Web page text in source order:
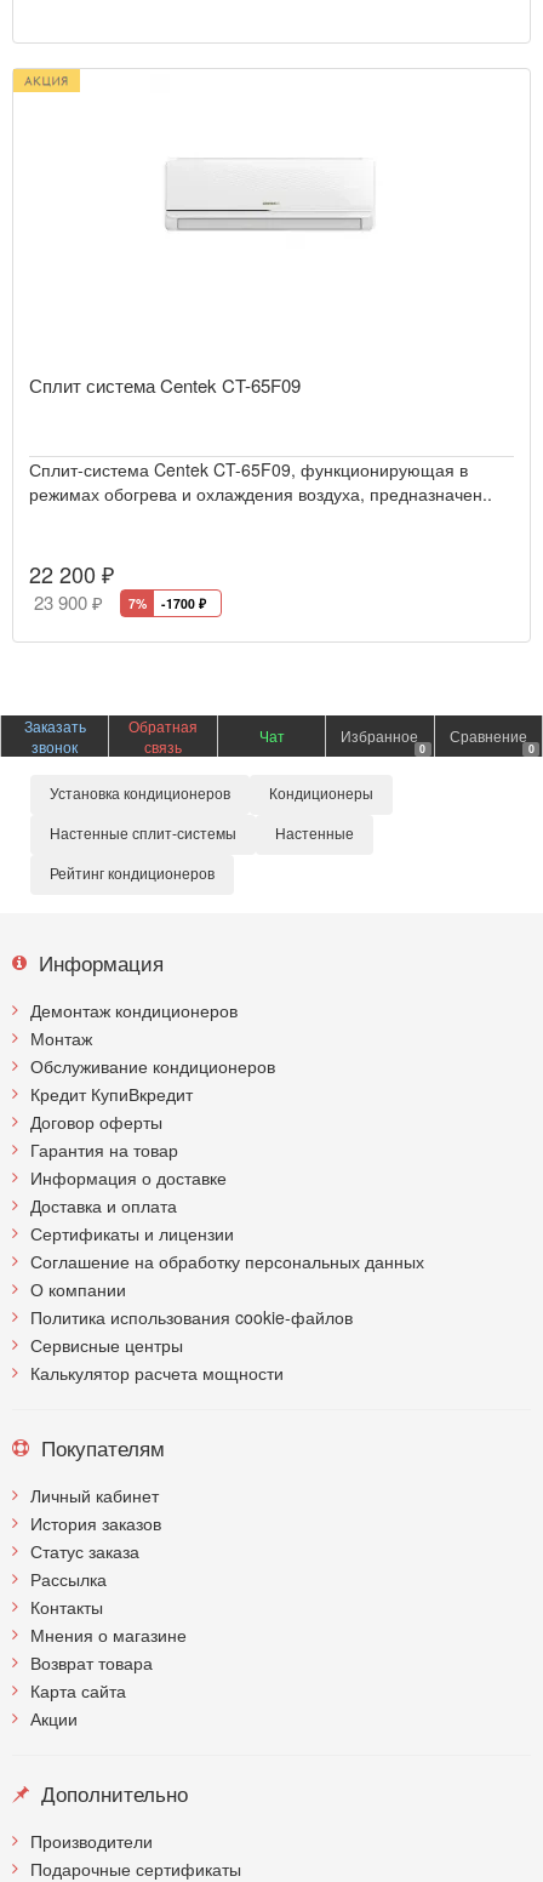
Сплит система Centek CT-65F09
Сплит-система Centek CT-65F09, функционирующая в
режимах обогрева и охлаждения воздуха, предназначен..
22 200 ₽
23 900 ₽ 7% -1700 ₽
Заказать
звонок
Обратная
связь
Чат Избранное
0
Сравнение
0
Установка кондиционеров Кондиционеры
Настенные сплит-системы Настенные
Рейтинг кондиционеров
Информация
Демонтаж кондиционеров
Монтаж
Обслуживание кондиционеров
Кредит КупиВкредит
Договор оферты
Гарантия на товар
Информация о доставке
Доставка и оплата
Сертификаты и лицензии
Соглашение на обработку персональных данных
О компании
Политика использования cookie-файлов
Сервисные центры
Калькулятор расчета мощности
Покупателям
Личный кабинет
История заказов
Статус заказа
Рассылка
Контакты
Мнения о магазине
Возврат товара
Карта сайта
Акции
Дополнительно
Производители
Подарочные сертификаты